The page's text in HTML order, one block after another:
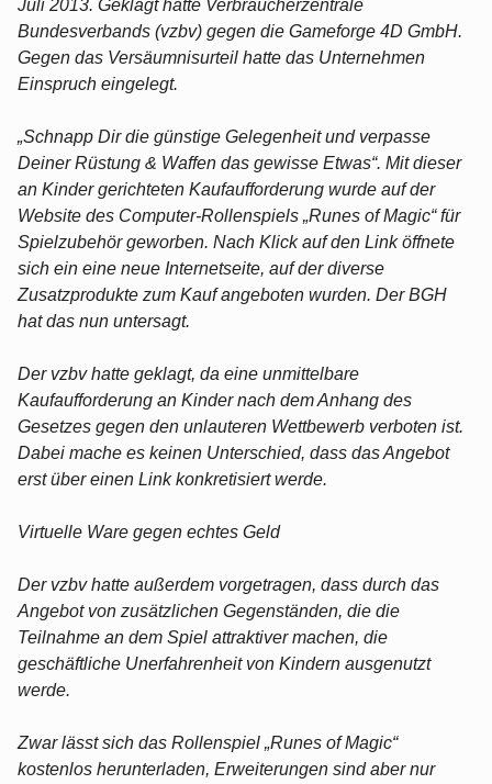
Juli 2013. Geklagt hatte Verbraucherzentrale
Bundesverbands (vzbv) gegen die Gameforge 4D GmbH.
Gegen das Versäumnisurteil hatte das Unternehmen
Einspruch eingelegt.
„Schnapp Dir die günstige Gelegenheit und verpasse
Deiner Rüstung & Waffen das gewisse Etwas“. Mit dieser
an Kinder gerichteten Kaufaufforderung wurde auf der
Website des Computer-Rollenspiels „Runes of Magic“ für
Spielzubehör geworben. Nach Klick auf den Link öffnete
sich ein eine neue Internetseite, auf der diverse
Zusatzprodukte zum Kauf angeboten wurden. Der BGH
hat das nun untersagt.
Der vzbv hatte geklagt, da eine unmittelbare
Kaufaufforderung an Kinder nach dem Anhang des
Gesetzes gegen den unlauteren Wettbewerb verboten ist.
Dabei mache es keinen Unterschied, dass das Angebot
erst über einen Link konkretisiert werde.
Virtuelle Ware gegen echtes Geld
Der vzbv hatte außerdem vorgetragen, dass durch das
Angebot von zusätzlichen Gegenständen, die die
Teilnahme an dem Spiel attraktiver machen, die
geschäftliche Unerfahrenheit von Kindern ausgenutzt
werde.
Zwar lässt sich das Rollenspiel „Runes of Magic“
kostenlos herunterladen, Erweiterungen sind aber nur